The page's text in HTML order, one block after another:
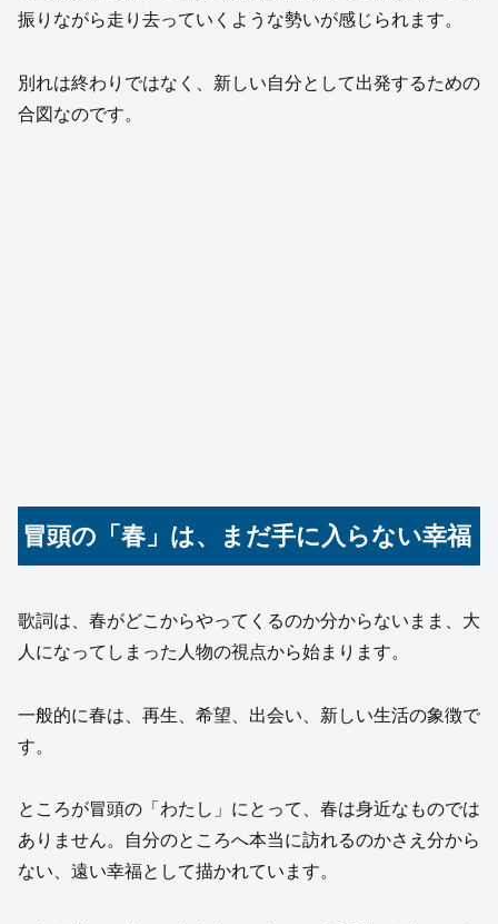
振りながら走り去っていくような勢いが感じられます。
別れは終わりではなく、新しい自分として出発するための
合図なのです。
冒頭の「春」は、まだ手に入らない幸福
歌詞は、春がどこからやってくるのか分からないまま、大
人になってしまった人物の視点から始まります。
一般的に春は、再生、希望、出会い、新しい生活の象徴で
す。
ところが冒頭の「わたし」にとって、春は身近なものでは
ありません。自分のところへ本当に訪れるのかさえ分から
ない、遠い幸福として描かれています。